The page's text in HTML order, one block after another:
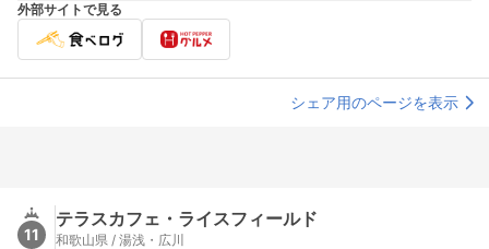
外部サイトで見る
シェア用のページを表示
11
テラスカフェ・ライスフィールド
和歌山県 / 湯浅・広川